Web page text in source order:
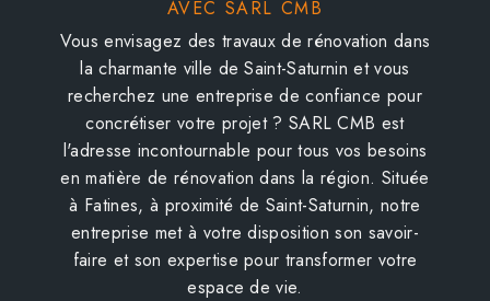
AVEC SARL CMB
Vous envisagez des travaux de rénovation dans
la charmante ville de Saint-Saturnin et vous
recherchez une entreprise de confiance pour
concrétiser votre projet ? SARL CMB est
l'adresse incontournable pour tous vos besoins
en matière de rénovation dans la région. Située
à Fatines, à proximité de Saint-Saturnin, notre
entreprise met à votre disposition son savoir-
faire et son expertise pour transformer votre
espace de vie.